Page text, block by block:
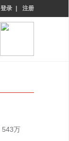
登录 注册
543万